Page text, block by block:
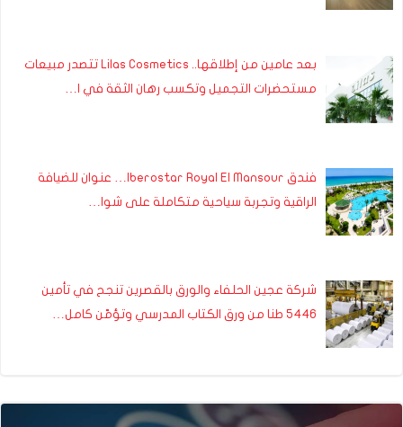
بعد عامين من إطلاقها.. Lilas Cosmetics تتصدر مبيعات
مستحضرات التجميل وتكسب رهان الثقة في ا…
فندق Iberostar Royal El Mansour… عنوان للضيافة
الراقية وتجربة سياحية متكاملة على شوا…
شركة عجين الحلفاء والورق بالقصرين تنجح في تأمين
5446 طنا من ورق الكتاب المدرسي وتؤمّن كامل…